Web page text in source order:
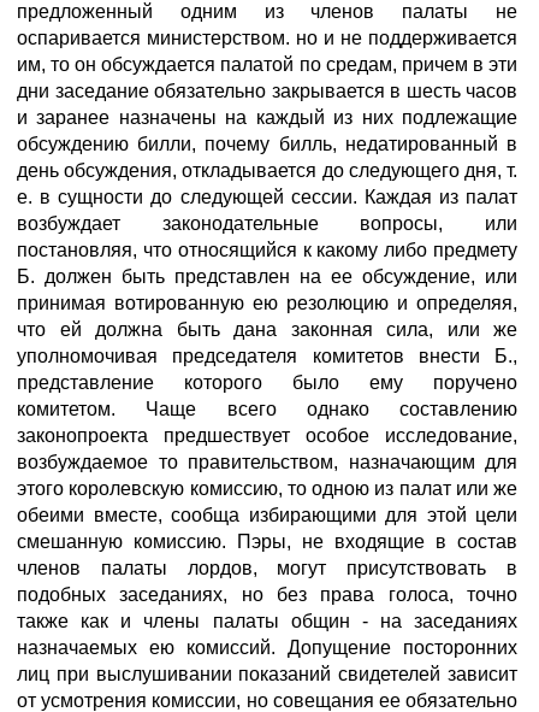
предложенный одним из членов палаты не
оспаривается министерством. но и не поддерживается
им, то он обсуждается палатой по средам, причем в эти
дни заседание обязательно закрывается в шесть часов
и заранее назначены на каждый из них подлежащие
обсуждению билли, почему билль, недатированный в
день обсуждения, откладывается до следующего дня, т.
е. в сущности до следующей сессии. Каждая из палат
возбуждает законодательные вопросы, или
постановляя, что относящийся к какому либо предмету
Б. должен быть представлен на ее обсуждение, или
принимая вотированную ею резолюцию и определяя,
что ей должна быть дана законная сила, или же
уполномочивая председателя комитетов внести Б.,
представление которого было ему поручено
комитетом. Чаще всего однако составлению
законопроекта предшествует особое исследование,
возбуждаемое то правительством, назначающим для
этого королевскую комиссию, то одною из палат или же
обеими вместе, сообща избирающими для этой цели
смешанную комиссию. Пэры, не входящие в состав
членов палаты лордов, могут присутствовать в
подобных заседаниях, но без права голоса, точно
также как и члены палаты общин - на заседаниях
назначаемых ею комиссий. Допущение посторонних
лиц при выслушивании показаний свидетелей зависит
от усмотрения комиссии, но совещания ее обязательно